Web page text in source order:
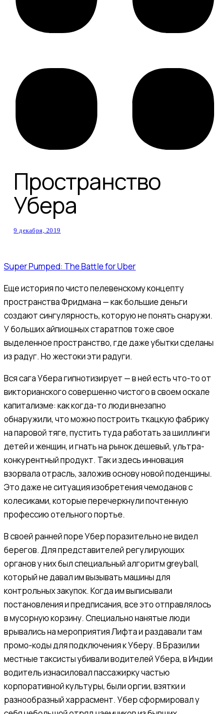
Пространство
Убера
9 декабря, 2019
Super Pumped: The Battle for Uber
Еще история по чисто пелевенскому концепту
пространства Фридмана — как большие деньги
создают сингулярность, которую не понять снаружи.
У больших айпиошных старатпов тоже свое
выделенное пространство, где даже убытки сделаны
из радуг. Но жестоки эти радуги.
Вся сага Убера гипнотизирует — в ней есть что-то от
викторианского совершенно чистого в своем оскале
капитализме: как когда-то люди внезапно
обнаружили, что можно построить ткацкую фабрику
на паровой тяге, пустить туда работать за шиллинги
детей и женщин, и гнать на рынок дешевый, ультра-
конкурентный продукт. Так и здесь инновация
взорвала отрасль, заложив основу новой поденщины.
Это даже не ситуация изобретения чемоданов с
колесиками, которые перечеркнули почтенную
профессию отельного портье.
В своей ранней поре Убер поразительно не видел
берегов. Для представителей регулирующих
органов у них был специальный алгоритм greyball,
который не давал им вызывать машины для
контрольных закупок. Когда им выписывали
постановления и предписания, все это отправлялось
в мусорную корзину. Специально нанятые люди
врывались на мероприятия Лифта и раздавали там
промо-коды для подключения к Уберу. В Бразилии
местные таксисты убивали водителей Убера, в Индии
водитель изнасиловал пассажирку частью
корпоративной культуры, были оргии, взятки и
разнообразный харрасмент. Убер сформировал у